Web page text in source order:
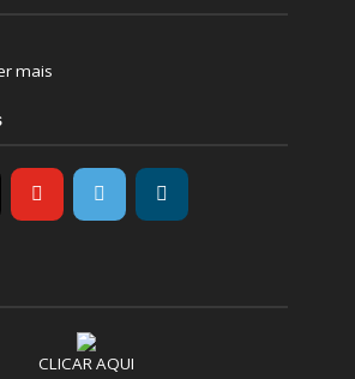
mais
CLICAR AQUI